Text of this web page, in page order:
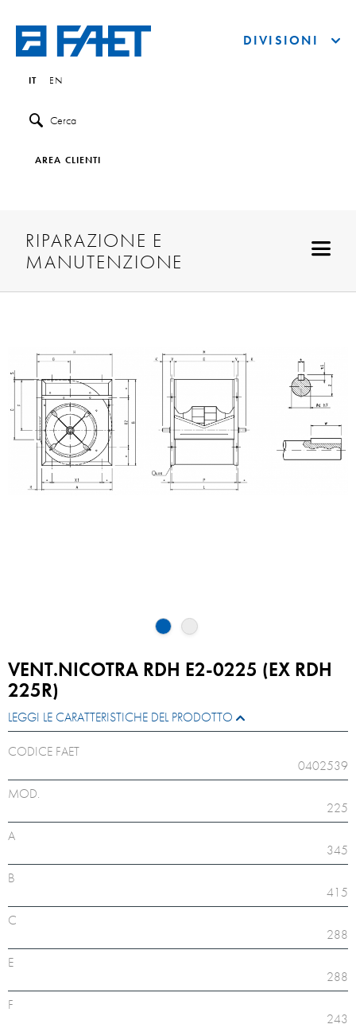
IT EN
Cerca
AREA CLIENTI
DIVISIONI
RIPARAZIONE E
MANUTENZIONE
VENT.NICOTRA RDH E2-0225 (EX RDH
225R)
LEGGI LE CARATTERISTICHE DEL PRODOTTO
CODICE FAET
0402539
MOD.
225
A
345
B
415
C
288
E
288
F
243